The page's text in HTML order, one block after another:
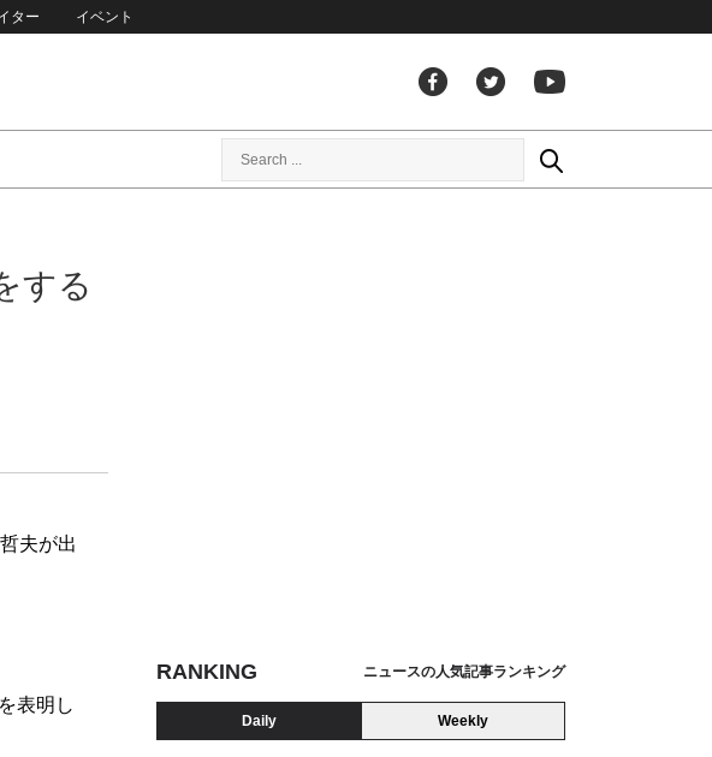
ター イベント
する
夫が出
表明し
RANKING ニュースの人気記事ランキング
Daily Weekly